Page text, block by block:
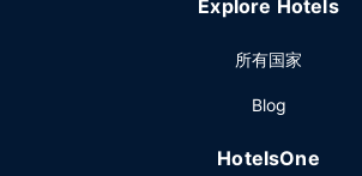
Explore Hotels
所有国家
Blog
HotelsOne